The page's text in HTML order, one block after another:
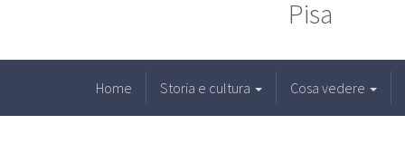
Pisa
Home Storia e cultura Cosa vedere